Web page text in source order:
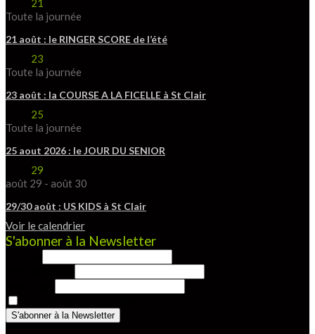
Toute la journée
21 août : le RINGER SCORE de l’été
23
Toute la journée
23 août : la COURSE A LA FICELLE à St Clair
25
Toute la journée
25 aout 2026 : le JOUR DU SENIOR
29
août 29 - août 30
29/30 août : US KIDS à St Clair
Voir le calendrier
S'abonner à la Newsletter